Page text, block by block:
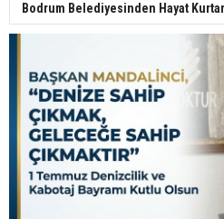
Bodrum Belediyesinden Hayat